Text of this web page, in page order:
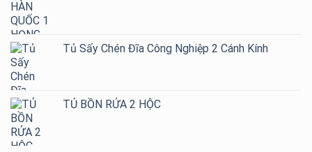
Tủ Sấy Chén Đĩa Công Nghiệp 2 Cánh Kính
TỦ BỒN RỬA 2 HỘC